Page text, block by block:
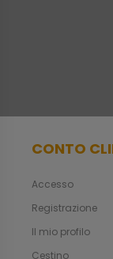
CONTO
Accesso
Registrazione
Il mio profilo
Cestino